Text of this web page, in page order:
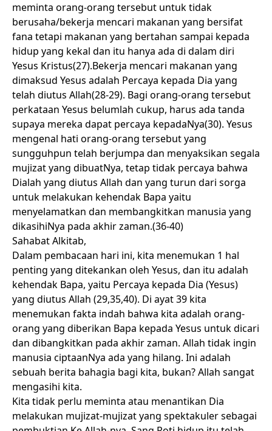
meminta orang-orang tersebut untuk tidak
berusaha/bekerja mencari makanan yang bersifat
fana tetapi makanan yang bertahan sampai kepada
hidup yang kekal dan itu hanya ada di dalam diri
Yesus Kristus(27).Bekerja mencari makanan yang
dimaksud Yesus adalah Percaya kepada Dia yang
telah diutus Allah(28-29). Bagi orang-orang tersebut
perkataan Yesus belumlah cukup, harus ada tanda
supaya mereka dapat percaya kepadaNya(30). Yesus
mengenal hati orang-orang tersebut yang
sungguhpun telah berjumpa dan menyaksikan segala
mujizat yang dibuatNya, tetap tidak percaya bahwa
Dialah yang diutus Allah dan yang turun dari sorga
untuk melakukan kehendak Bapa yaitu
menyelamatkan dan membangkitkan manusia yang
dikasihiNya pada akhir zaman.(36-40)
Sahabat Alkitab,
Dalam pembacaan hari ini, kita menemukan 1 hal
penting yang ditekankan oleh Yesus, dan itu adalah
kehendak Bapa, yaitu Percaya kepada Dia (Yesus)
yang diutus Allah (29,35,40). Di ayat 39 kita
menemukan fakta indah bahwa kita adalah orang-
orang yang diberikan Bapa kepada Yesus untuk dicari
dan dibangkitkan pada akhir zaman. Allah tidak ingin
manusia ciptaanNya ada yang hilang. Ini adalah
sebuah berita bahagia bagi kita, bukan? Allah sangat
mengasihi kita.
Kita tidak perlu meminta atau menantikan Dia
melakukan mujizat-mujizat yang spektakuler sebagai